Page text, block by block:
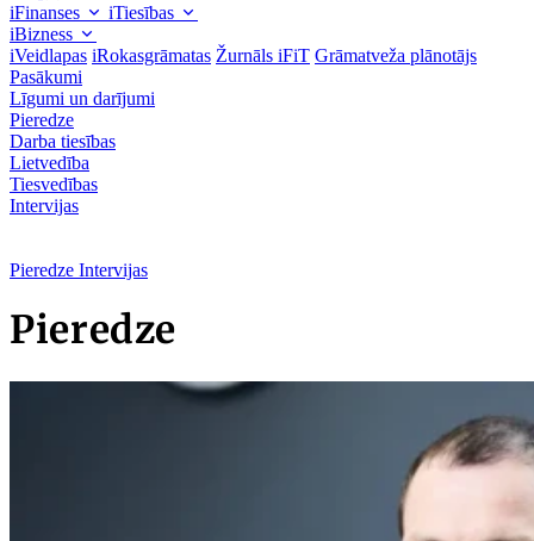
iFinanses
iTiesības
iBizness
iVeidlapas iRokasgrāmatas Žurnāls iFiT Grāmatveža plānotājs
Pasākumi
Līgumi un darījumi
Pieredze
Darba tiesības
Lietvedība
Tiesvedības
Intervijas
Pieredze Intervijas
Pieredze